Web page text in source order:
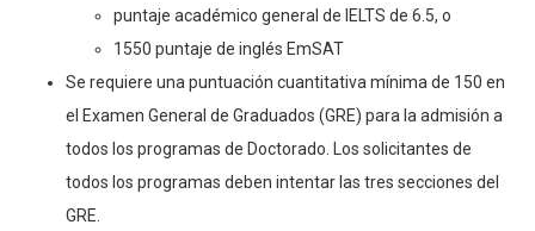
puntaje académico general de IELTS de 6.5, o
1550 puntaje de inglés EmSAT
Se requiere una puntuación cuantitativa mínima de 150 en
el Examen General de Graduados (GRE) para la admisión a
todos los programas de Doctorado. Los solicitantes de
todos los programas deben intentar las tres secciones del
GRE.